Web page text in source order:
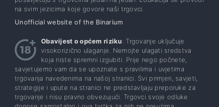
na svim jezicima koje govore naši trgovci.
Unofficial website of the Binarium
Obavijest o općem riziku: Trgovanje uključuje
visokorizično ulaganje. Nemojte ulagati sredstva
koja niste spremni izgubiti. Prije nego počnete,
savjetujemo vam da se upoznate s pravilima i uvjetima
trgovanja navedenima na našoj stranici. Svi primjeri, savjeti,
strategije i upute na stranici ne predstavljaju preporuke za
trgovanje i nisu pravno obvezujući. Trgovci svoje odluke